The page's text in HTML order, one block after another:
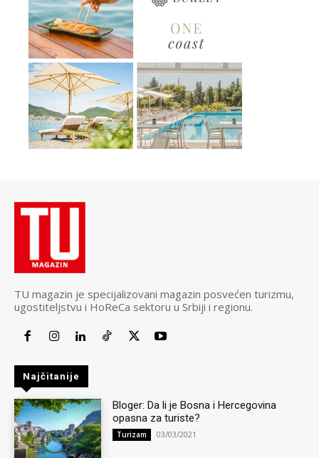
TU magazin je specijalizovani magazin posvećen turizmu,
ugostiteljstvu i HoReCa sektoru u Srbiji i regionu.
Najčitanije
Bloger: Da li je Bosna i Hercegovina
opasna za turiste?
Turizam 03/03/2021